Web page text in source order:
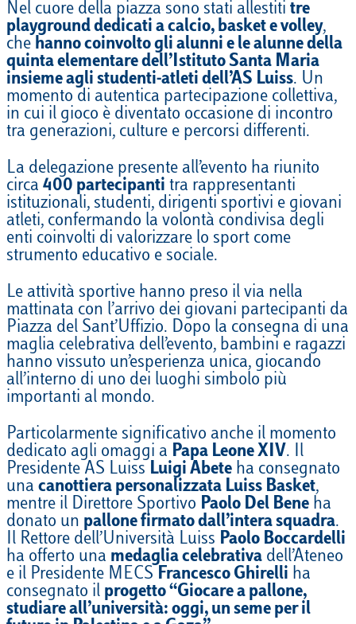
Nel cuore della piazza sono stati allestiti tre
playground dedicati a calcio, basket e volley,
che hanno coinvolto gli alunni e le alunne della
quinta elementare dell’Istituto Santa Maria
insieme agli studenti-atleti dell’AS Luiss. Un
momento di autentica partecipazione collettiva,
in cui il gioco è diventato occasione di incontro
tra generazioni, culture e percorsi differenti.
La delegazione presente all’evento ha riunito
circa 400 partecipanti tra rappresentanti
istituzionali, studenti, dirigenti sportivi e giovani
atleti, confermando la volontà condivisa degli
enti coinvolti di valorizzare lo sport come
strumento educativo e sociale.
Le attività sportive hanno preso il via nella
mattinata con l’arrivo dei giovani partecipanti da
Piazza del Sant’Uffizio. Dopo la consegna di una
maglia celebrativa dell’evento, bambini e ragazzi
hanno vissuto un’esperienza unica, giocando
all’interno di uno dei luoghi simbolo più
importanti al mondo.
Particolarmente significativo anche il momento
dedicato agli omaggi a Papa Leone XIV. Il
Presidente AS Luiss Luigi Abete ha consegnato
una canottiera personalizzata Luiss Basket,
mentre il Direttore Sportivo Paolo Del Bene ha
donato un pallone firmato dall’intera squadra.
Il Rettore dell’Università Luiss Paolo Boccardelli
ha offerto una medaglia celebrativa dell’Ateneo
e il Presidente MECS Francesco Ghirelli ha
consegnato il progetto “Giocare a pallone,
studiare all’università: oggi, un seme per il